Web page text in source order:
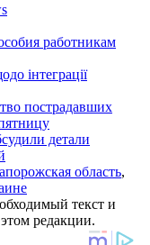
работникам
інтеграції
пострадавших
детали
область,
текст и
редакции.